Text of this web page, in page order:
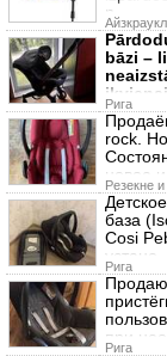
n
bāzi –
Рига
rock.
новое
Резекне
база
Cosi
устано
Рига
Продаю
при
Рига